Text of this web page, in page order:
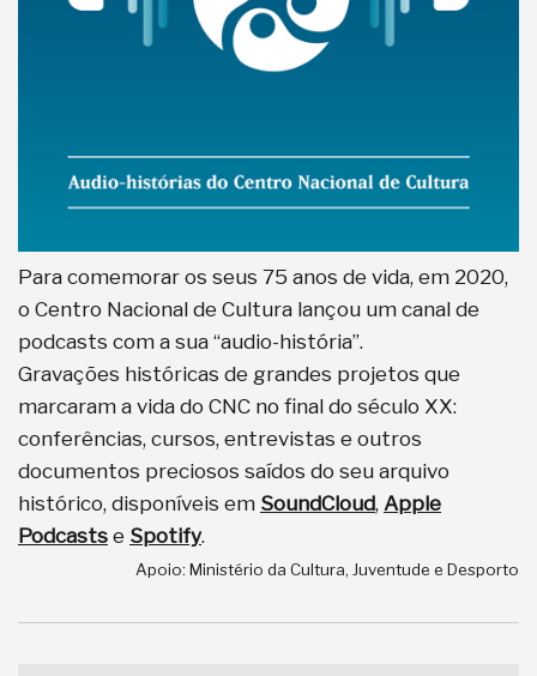
Para comemorar os seus 75 anos de vida, em 2020,
o Centro Nacional de Cultura lançou um canal de
podcasts com a sua “audio-história”.
Gravações históricas de grandes projetos que
marcaram a vida do CNC no final do século XX:
conferências, cursos, entrevistas e outros
documentos preciosos saídos do seu arquivo
histórico, disponíveis em SoundCloud, Apple
Podcasts e Spotify.
Apoio: Ministério da Cultura, Juventude e Desporto